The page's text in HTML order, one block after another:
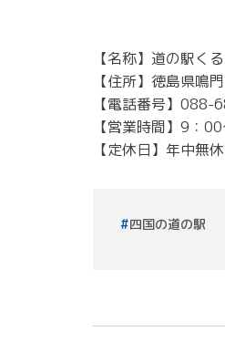
【名称】道の駅く
【住所】徳島県鳴
【電話番号】
【営業時間】9：
【定休日】年中無休
四国の道の駅